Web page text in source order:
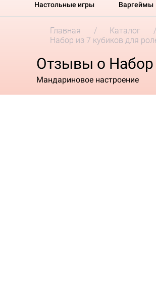
Настольные игры Варгеймы
Главная Каталог
Набор из 7 кубиков для
Отзывы о Набор
Мандариновое настроение